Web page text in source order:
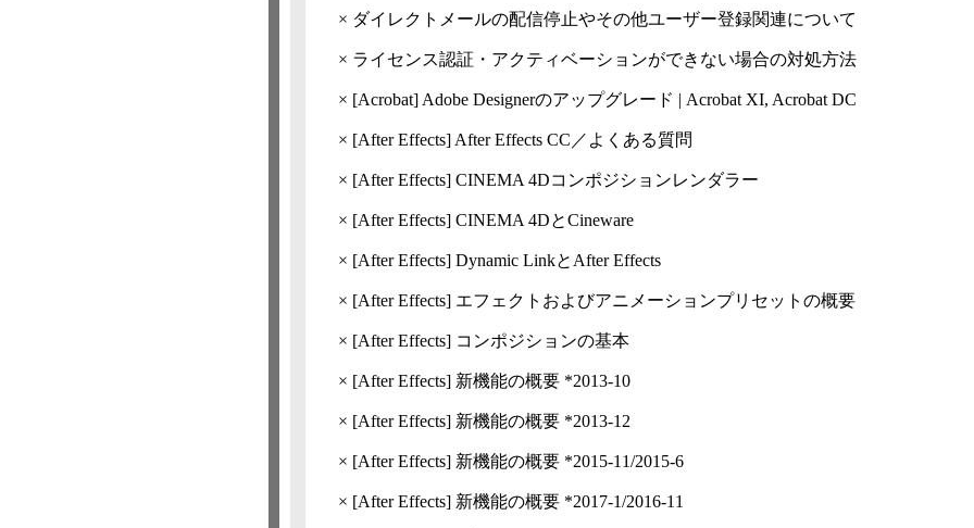
× ダイレクトメールの配信停止やその他ユーザー登録関連について
× ライセンス認証・アクティベーションができない場合の対処方法
× [Acrobat] Adobe Designerのアップグレード | Acrobat XI, Acrobat DC
× [After Effects] After Effects CC／よくある質問
× [After Effects] CINEMA 4Dコンポジションレンダラー
× [After Effects] CINEMA 4DとCineware
× [After Effects] Dynamic LinkとAfter Effects
× [After Effects] エフェクトおよびアニメーションプリセットの概要
× [After Effects] コンポジションの基本
× [After Effects] 新機能の概要 *2013-10
× [After Effects] 新機能の概要 *2013-12
× [After Effects] 新機能の概要 *2015-11/​2015-6
× [After Effects] 新機能の概要 *2017-1/​2016-11